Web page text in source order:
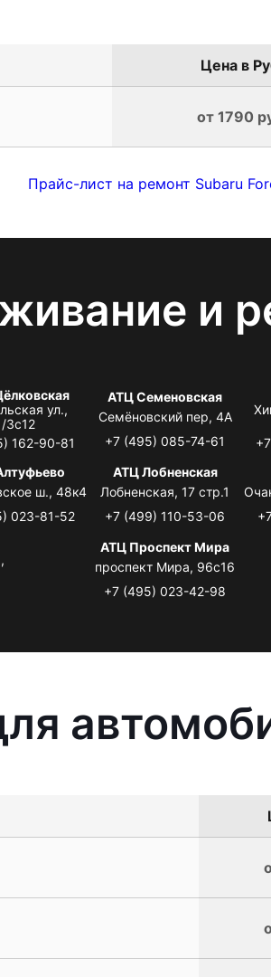
Цена в
от 1790
Прайс-лист на ремонт Subaru
и
ул.,
3с12
162-90-81
АТЦ Семеновская
Семёновский пер, 4А
+7 (495) 085-74-61
ш., 48к4
023-81-52
АТЦ Лобненская
Лобненская, 17 стр.1
+7 (499) 110-53-06
АТЦ Проспект Мира
проспект Мира, 96с16
+7 (495) 023-42-98